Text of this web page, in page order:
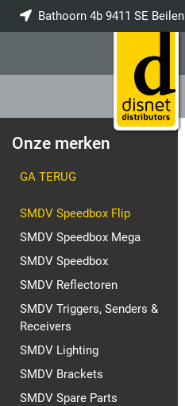
Bathoorn 4b 9411 SE Beilen
Onze merken
GA TERUG
SMDV Speedbox Flip
SMDV Speedbox Mega
SMDV Speedbox
SMDV Reflectoren
SMDV Triggers, Senders &
Receivers
SMDV Lighting
SMDV Brackets
SMDV Spare Parts